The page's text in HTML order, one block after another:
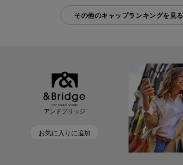
その他のキャップランキングを見る
アンドブリッジ
お気に入りに追加